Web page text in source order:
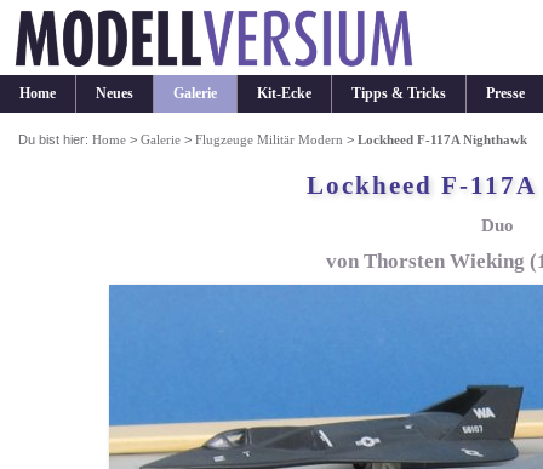
Home Neues Galerie Kit-Ecke Tipps & Tricks Presse
Du bist hier:Home >Galerie >Flugzeuge Militär Modern >Lockheed F-117A Nighthawk
Lockheed F-
Duo
von Thorsten Wieking